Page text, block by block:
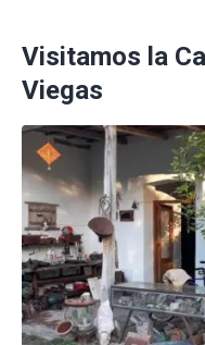
Visitamos la
Viegas